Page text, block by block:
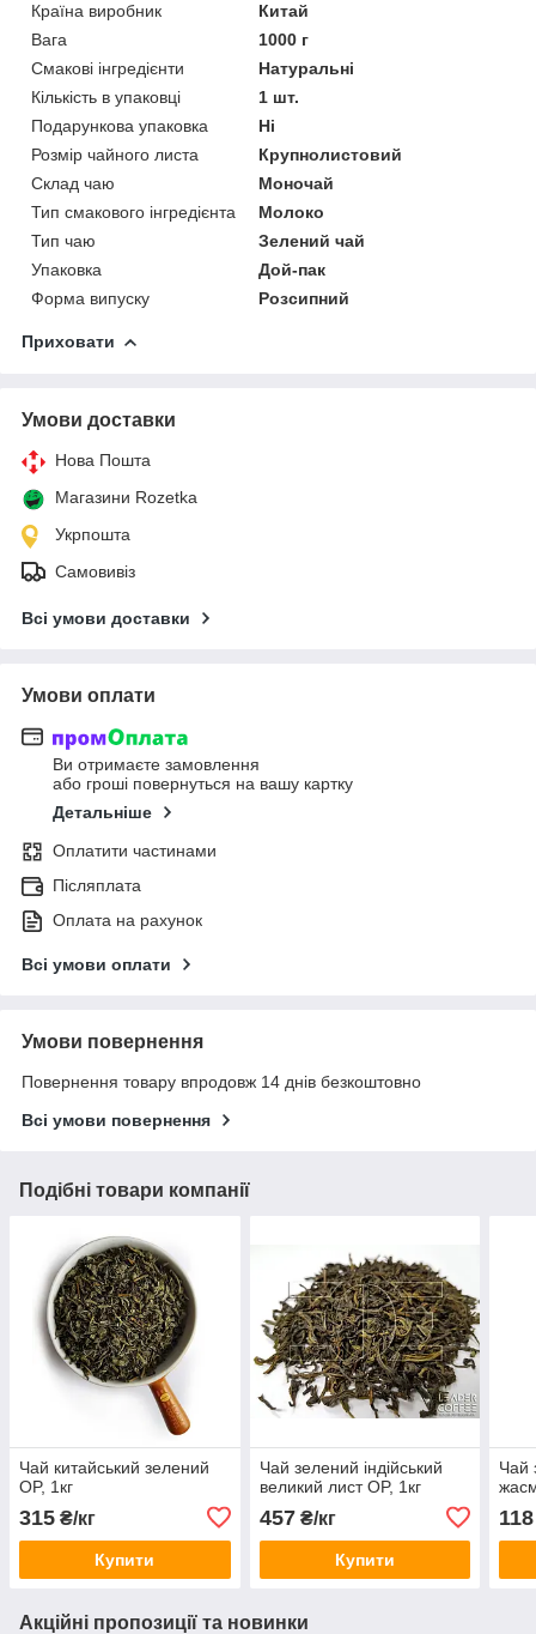
Країна виробник
Китай
Вага
1000 г
Смакові інгредієнти
Натуральні
Кількість в упаковці
1 шт.
Подарункова упаковка
Ні
Розмір чайного листа
Крупнолистовий
Склад чаю
Моночай
Тип смакового інгредієнта
Молоко
Тип чаю
Зелений чай
Упаковка
Дой-пак
Форма випуску
Розсипний
Приховати
Умови доставки
Нова Пошта
Магазини Rozetka
Укрпошта
Самовивіз
Всі умови доставки
Умови оплати
Ви отримаєте замовлення
або гроші повернуться на вашу картку
Детальніше
Оплатити частинами
Післяплата
Оплата на рахунок
Всі умови оплати
Умови повернення
Повернення товару впродовж 14 днів безкоштовно
Всі умови повернення
Подібні товари компанії
Чай китайський зелений
OP, 1кг
315 ₴/кг
Купити
Чай зелений індійський
великий лист OP, 1кг
457₴/кг
Купити
Чай
118
Акційні пропозиції та новинки